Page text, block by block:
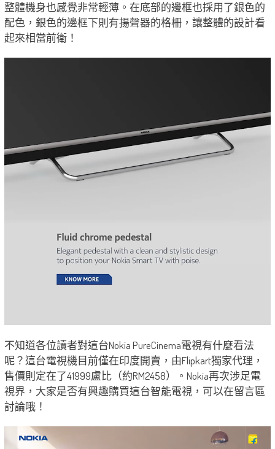
整體機身也感覺非常輕薄。在底部的邊框也採用了銀色的
配色，銀色的邊框下則有揚聲器的格柵，讓整體的設計看
起來相當前衛！
不知道各位讀者對這台Nokia PureCinema電視有什麼看法
呢？這台電視機目前僅在印度開賣，由Flipkart獨家代理，
售價則定在了41999盧比（約RM2458）。Nokia再次涉足電
視界，大家是否有興趣購買這台智能電視，可以在留言區
討論哦！